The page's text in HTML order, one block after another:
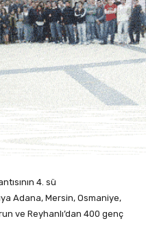
4. sü
Adana, Mersin, Osmaniye,
ve Reyhanlı’dan 400 genç